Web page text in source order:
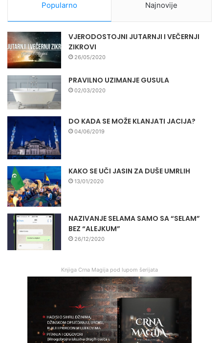
Popularno Najnovije
VJERODOSTOJNI JUTARNJI I VEČERNJI
ZIKROVI
26/05/2020
PRAVILNO UZIMANJE GUSULA
02/03/2020
DO KADA SE MOŽE KLANJATI JACIJA?
04/06/2019
KAKO SE UČI JASIN ZA DUŠE UMRLIH
13/01/2020
NAZIVANJE SELAMA SAMO SA “SELAM”
BEZ “ALEJKUM”
26/12/2020
Knjiga Crna Magija pod lupom šerijata